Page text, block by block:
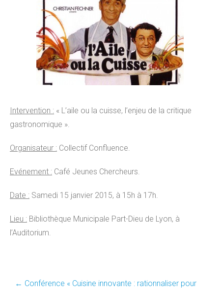
Intervention : « L’aile ou la cuisse, l’enjeu de la critique
gastronomique ».
Organisateur : Collectif Confluence.
Evénement : Café Jeunes Chercheurs.
Date : Samedi 15 janvier 2015, à 15h à 17h.
Lieu : Bibliothèque Municipale Part-Dieu de Lyon, à
l’Auditorium.
Post
← Conférence « Cuisine innovante : rationnaliser pour